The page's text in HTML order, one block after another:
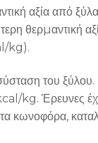
αξία από
θερµαντική
kg).
του
kg. Έρευνες
κωνοφόρα,